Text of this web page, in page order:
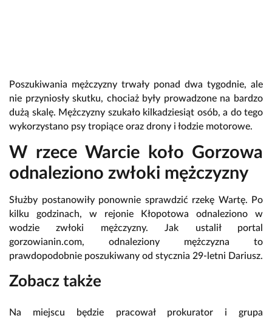
Poszukiwania mężczyzny trwały ponad dwa tygodnie, ale
nie przyniosły skutku, chociaż były prowadzone na bardzo
dużą skalę. Mężczyzny szukało kilkadziesiąt osób, a do tego
wykorzystano psy tropiące oraz drony i łodzie motorowe.
W rzece Warcie koło Gorzowa
odnaleziono zwłoki mężczyzny
Służby postanowiły ponownie sprawdzić rzekę Wartę. Po
kilku godzinach, w rejonie Kłopotowa odnaleziono w
wodzie zwłoki mężczyzny. Jak ustalił portal
gorzowianin.com, odnaleziony mężczyzna to
prawdopodobnie poszukiwany od stycznia 29-letni Dariusz.
Zobacz także
Na miejscu będzie pracował prokurator i grupa